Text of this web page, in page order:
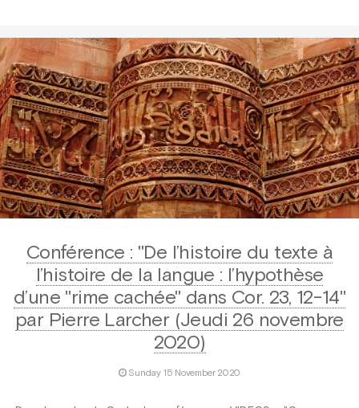
Conférence : "De l’histoire du texte à
l’histoire de la langue : l’hypothèse
d’une "rime cachée" dans Cor. 23, 12-14"
par Pierre Larcher (Jeudi 26 novembre
2020)
Sunday 15 November 2020